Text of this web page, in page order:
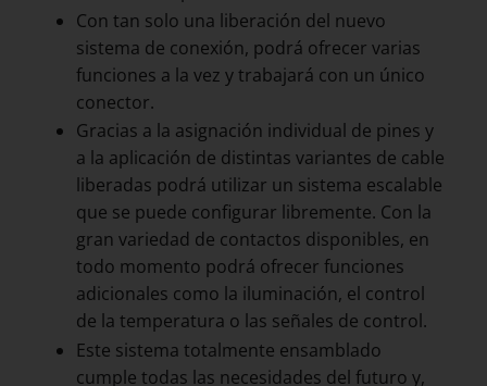
Con tan solo una liberación del nuevo
sistema de conexión, podrá ofrecer varias
funciones a la vez y trabajará con un único
conector.
Gracias a la asignación individual de pines y
a la aplicación de distintas variantes de cable
liberadas podrá utilizar un sistema escalable
que se puede configurar libremente. Con la
gran variedad de contactos disponibles, en
todo momento podrá ofrecer funciones
adicionales como la iluminación, el control
de la temperatura o las señales de control.
Este sistema totalmente ensamblado
cumple todas las necesidades del futuro y,